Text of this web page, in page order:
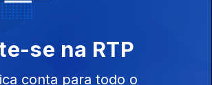
se na RTP
conta para todo o